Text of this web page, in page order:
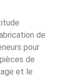
de
pour
de
et le